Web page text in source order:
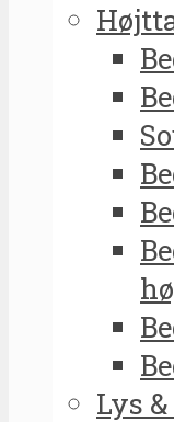
Lys